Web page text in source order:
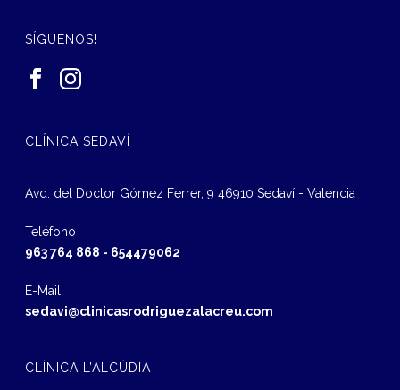
SÍGUENOS!
CLÍNICA SEDAVÍ
Avd. del Doctor Gómez Ferrer, 9 46910 Sedaví - Valencia
Teléfono
963 764 868 - 654479062
E-Mail
sedavi@clinicasrodriguezalacreu.com
CLÍNICA L’ALCÚDIA